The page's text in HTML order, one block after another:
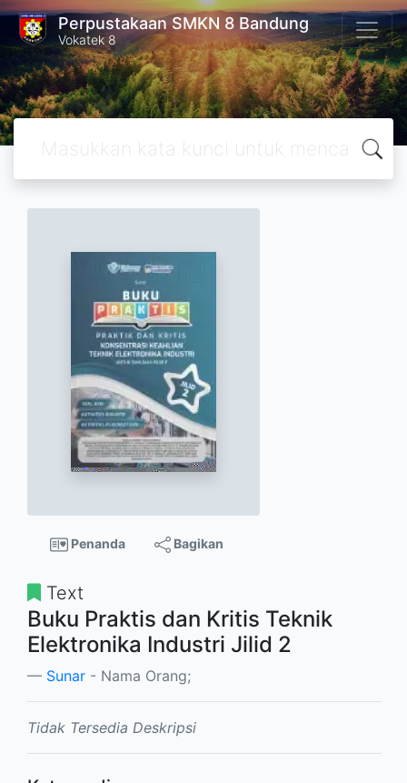
Perpustakaan SMKN 8 Bandung
Vokatek 8
Penanda Bagikan
Text
Buku Praktis dan Kritis Teknik
Elektronika Industri Jilid 2
Sunar - Nama Orang;
Tidak Tersedia Deskripsi